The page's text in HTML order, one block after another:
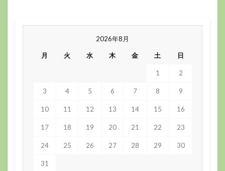
2026年8月
月 火 水 木 金 土 日
1 2
3 4 5 6 7 8 9
10 11 12 13 14 15 16
17 18 19 20 21 22 23
24 25 26 27 28 29 30
31